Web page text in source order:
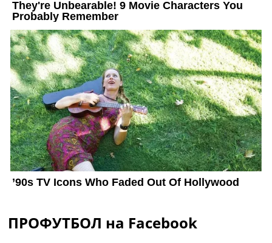
ПРОФУТБОЛ на Facebook